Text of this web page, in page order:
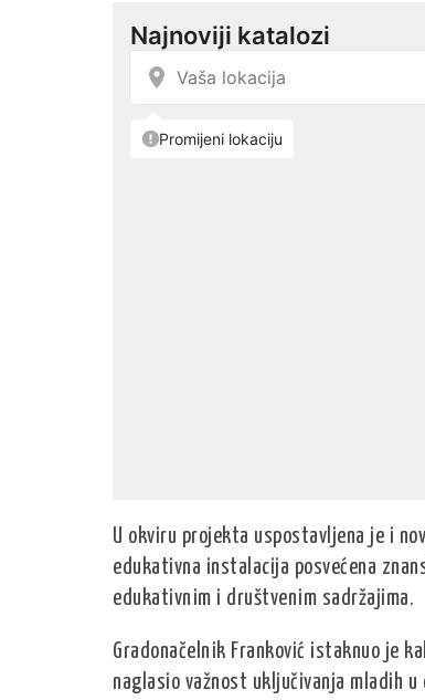
U okviru projekta uspostavljena je i
edukativna instalacija posvećena
edukativnim i društvenim sadržajima.
Gradonačelnik Franković istaknuo je
naglasio važnost uključivanja mladih